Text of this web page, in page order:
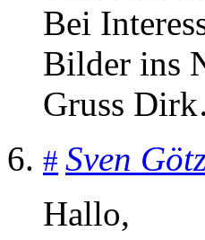
Bei
Bilder ins
Gruss
# Sven
Hallo,